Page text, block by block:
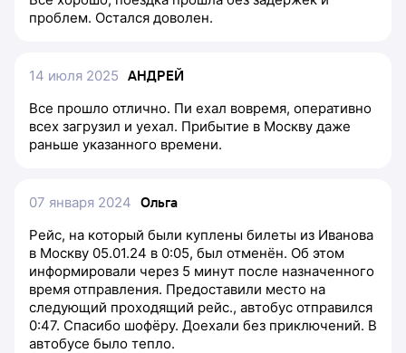
проблем. Остался доволен.
14 июля 2025 АНДРЕЙ
Все прошло отлично. Пи ехал вовремя, оперативно
всех загрузил и уехал. Прибытие в Москву даже
раньше указанного времени.
07 января 2024 Ольга
Рейс, на который были куплены билеты из Иванова
в Москву 05.01.24 в 0:05, был отменён. Об этом
информировали через 5 минут после назначенного
время отправления. Предоставили место на
следующий проходящий рейс., автобус отправился
0:47. Спасибо шофёру. Доехали без приключений. В
автобусе было тепло.